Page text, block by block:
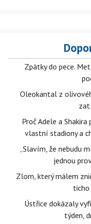
Zpátky do pece.
Oleokantal z
Proč Adele a
vlastní stadiony a
„Slavím, že nebudu
jednou
Zlom, který málem
ticho
Ústřice dokázaly
týden,